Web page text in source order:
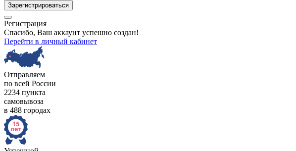
Зарегистрироваться
Регистрация
Спасибо, Ваш аккаунт успешно создан!
Перейти в личный кабинет
Отправляем
по всей России
2234 пункта
самовывоза
в 488 городах